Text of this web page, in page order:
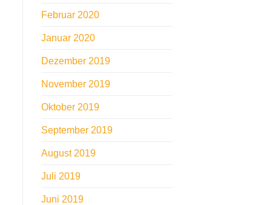
Februar 2020
Januar 2020
Dezember 2019
November 2019
Oktober 2019
September 2019
August 2019
Juli 2019
Juni 2019